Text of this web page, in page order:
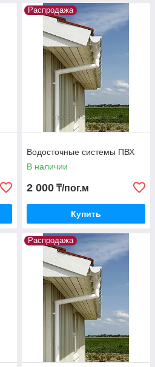
Распродажа
Водосточные системы ПВХ
В наличии
2 000 ₸/пог.м
Купить
Распродажа